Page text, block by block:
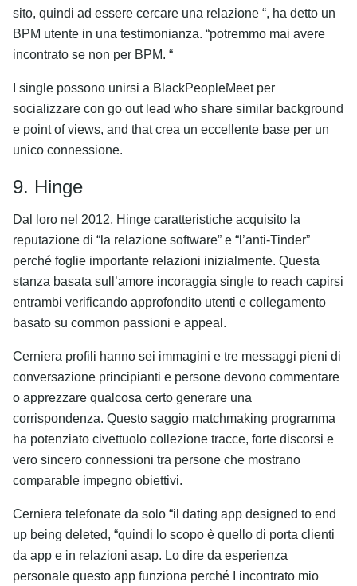
sito, quindi ad essere cercare una relazione “, ha detto un
BPM utente in una testimonianza. “potremmo mai avere
incontrato se non per BPM. “
I single possono unirsi a BlackPeopleMeet per
socializzare con go out lead who share similar background
e point of views, and that crea un eccellente base per un
unico connessione.
9. Hinge
Dal loro nel 2012, Hinge caratteristiche acquisito la
reputazione di “la relazione software” e “l’anti-Tinder”
perché foglie importante relazioni inizialmente. Questa
stanza basata sull’amore incoraggia single to reach capirsi
entrambi verificando approfondito utenti e collegamento
basato su common passioni e appeal.
Cerniera profili hanno sei immagini e tre messaggi pieni di
conversazione principianti e persone devono commentare
o apprezzare qualcosa certo generare una
corrispondenza. Questo saggio matchmaking programma
ha potenziato civettuolo collezione tracce, forte discorsi e
vero sincero connessioni tra persone che mostrano
comparable impegno obiettivi.
Cerniera telefonate da solo “il dating app designed to end
up being deleted, “quindi lo scopo è quello di porta clienti
da app e in relazioni asap. Lo dire da esperienza
personale questo app funziona perché I incontrato mio